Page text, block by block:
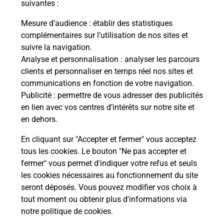
suivantes :
Mesure d’audience : établir des statistiques
complémentaires sur l’utilisation de nos sites et
suivre la navigation.
Analyse et personnalisation : analyser les parcours
clients et personnaliser en temps réel nos sites et
communications en fonction de votre navigation.
Publicité : permettre de vous adresser des publicités
en lien avec vos centres d’intérêts sur notre site et
en dehors.
En cliquant sur "Accepter et fermer" vous acceptez
tous les cookies. Le bouton "Ne pas accepter et
fermer" vous permet d'indiquer votre refus et seuls
les cookies nécessaires au fonctionnement du site
seront déposés. Vous pouvez modifier vos choix à
tout moment ou obtenir plus d'informations via
notre politique de cookies.
Code de la route auto ou moto
Vous cherchez à passer votre code de la route auto
ou moto au Bureau La Poste - Amiens Le
Pigeonnier (80080) ? Découvrez l'offre proposée
par La Poste.
Somme AMIENS